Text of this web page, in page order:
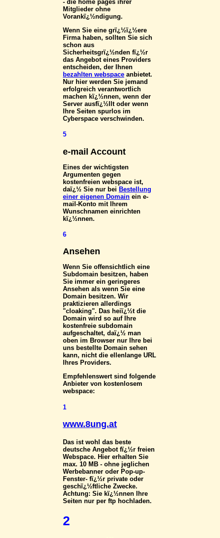
- die home pages ihrer
Mitglieder ohne
Vorankï¿½ndigung.
Wenn Sie eine grï¿½ï¿½ere
Firma haben, sollten Sie sich
schon aus
Sicherheitsgrï¿½nden fï¿½r
das Angebot eines Providers
entscheiden, der Ihnen
bezahlten webspace anbietet.
Nur hier werden Sie jemand
erfolgreich verantwortlich
machen kï¿½nnen, wenn der
Server ausfï¿½llt oder wenn
Ihre Seiten spurlos im
Cyberspace verschwinden.
5
e-mail Account
Eines der wichtigsten
Argumenten gegen
kostenfreien webspace ist,
daï¿½ Sie nur bei Bestellung
einer eigenen Domain ein e-
mail-Konto mit Ihrem
Wunschnamen einrichten
kï¿½nnen.
6
Ansehen
Wenn Sie offensichtlich eine
Subdomain besitzen, haben
Sie immer ein geringeres
Ansehen als wenn Sie eine
Domain besitzen. Wir
praktizieren allerdings
"cloaking". Das heiï¿½t die
Domain wird so auf Ihre
kostenfreie subdomain
aufgeschaltet, daï¿½ man
oben im Browser nur Ihre bei
uns bestellte Domain sehen
kann, nicht die ellenlange URL
Ihres Providers.
Empfehlenswert sind folgende
Anbieter von kostenlosem
webspace:
1
www.8ung.at
Das ist wohl das beste
deutsche Angebot fï¿½r freien
Webspace. Hier erhalten Sie
max. 10 MB - ohne jeglichen
Werbebanner oder Pop-up-
Fenster- fï¿½r private oder
geschï¿½ftliche Zwecke.
Achtung: Sie kï¿½nnen Ihre
Seiten nur per ftp hochladen.
2